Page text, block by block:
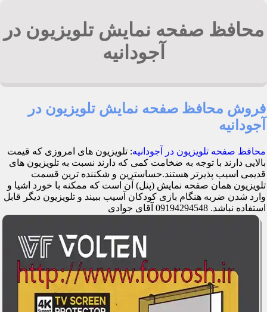
محافظ صفحه نمایش تلویزیون در
آجودانیه
فروش محافظ صفحه نمایش تلویزیون در
آجودانیه
محافظ صفحه تلویزیون در آجودانیه: تلویزیون های امروزی که قیمت
بالایی دارند با توجه به ضخامت کمی که دارند نسبت به تلویزیون های
قدیمی اسیب پذیرتر هستند.حساسترین و شکننده ترین قسمت
تلویزیون همان صفحه نمایش (پنل) آن است که ممکنه با خورد اشیا و
وارد شدن ضربه هنگام بازی کودکان آسیب ببیند و تلویزیون دیگر قابل
استفاده نباشد. 09194294548 آقای جوادی